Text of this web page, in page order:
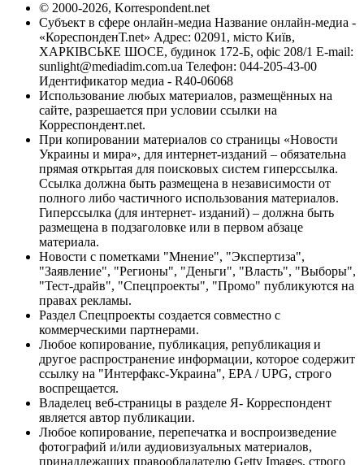
© 2000-2026, Korrespondent.net
Субъект в сфере онлайн-медиа Название онлайн-медиа -
«КореспонденТ.net» Адрес: 02091, місто Київ,
ХАРКІВСЬКЕ ШОСЕ, будинок 172-Б, офіс 208/1 E-mail:
sunlight@mediadim.com.ua Телефон: 044-205-43-00
Идентификатор медиа - R40-06068
Использование любых материалов, размещённых на
сайте, разрешается при условии ссылки на
Корреспондент.net.
При копировании материалов со страницы «Новости
Украины и мира», для интернет-изданий – обязательна
прямая открытая для поисковых систем гиперссылка.
Ссылка должна быть размещена в независимости от
полного либо частичного использования материалов.
Гиперссылка (для интернет- изданий) – должна быть
размещена в подзаголовке или в первом абзаце
материала.
Новости с пометками "Мнение", "Экспертиза",
"Заявление", "Регионы", "Деньги", "Власть", "Выборы",
"Тест-драйв", "Спецпроекты", "Промо" публикуются на
правах рекламы.
Раздел Спецпроекты создается совместно с
коммерческими партнерами.
Любое копирование, публикация, републикация и
другое распространение информации, которое содержит
ссылку на "Интерфакс-Украина", EPA / UPG, строго
воспрещается.
Владелец веб-страницы в разделе Я- Корреспондент
является автор публикации.
Любое копирование, перепечатка и воспроизведение
фотографий и/или аудиовизуальных материалов,
принадлежащих правообладателю Getty Images, строго